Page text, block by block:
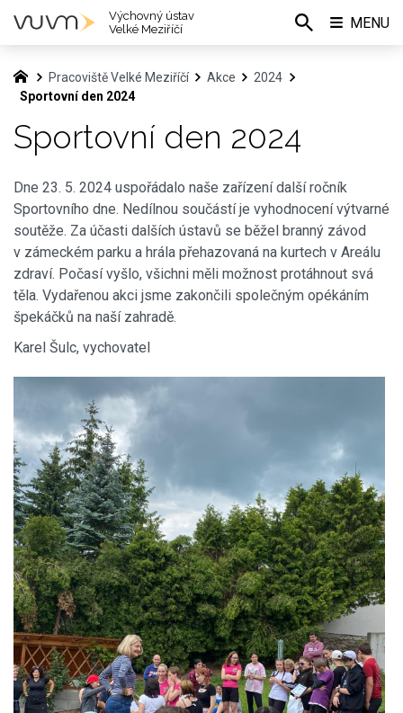
Pracoviště Velké Meziříčí Akce
2024
Sportovní den 2024
Sportovní den 2024
Dne 23. 5. 2024 uspořádalo naše zařízení další ročník
Sportovního dne. Nedílnou součástí je vyhodnocení výtvarné
soutěže. Za účasti dalších ústavů se běžel branný závod
v zámeckém parku a hrála přehazovaná na kurtech v Areálu
zdraví. Počasí vyšlo, všichni měli možnost protáhnout svá
těla. Vydařenou akci jsme zakončili společným opékáním
špekáčků na naší zahradě.
Karel Šulc, vychovatel
Výchovný ústav
Velké Meziříčí
MENU